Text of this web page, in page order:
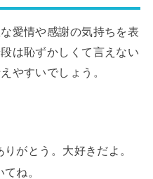
愛情や感謝の気持ちを表
は恥ずかしくて言えない
やすいでしょう。
がとう。大好きだよ。
ね。